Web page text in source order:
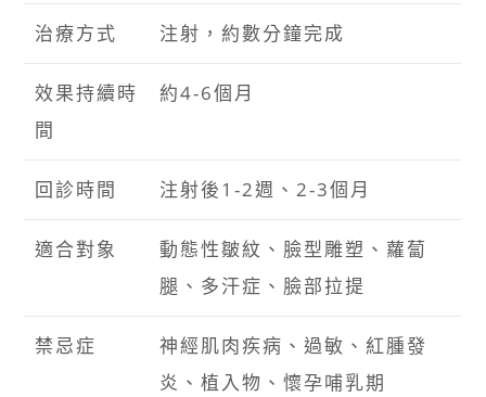
治療方式 注射，約數分鐘完成
效果持續時
間
約4-6個月
回診時間 注射後1-2週、2-3個月
適合對象
動態性皺紋、臉型雕塑、蘿蔔
腿、多汗症、臉部拉提
禁忌症
神經肌肉疾病、過敏、紅腫發
炎、植入物、懷孕哺乳期